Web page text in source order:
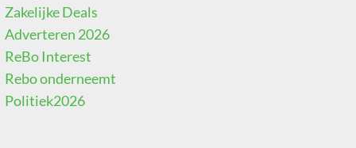
Zakelijke Deals
Adverteren 2026
ReBo Interest
Rebo onderneemt
Politiek2026